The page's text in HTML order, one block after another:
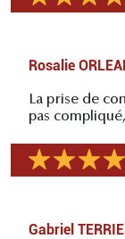
Rosalie
La prise de
pas
Gabriel